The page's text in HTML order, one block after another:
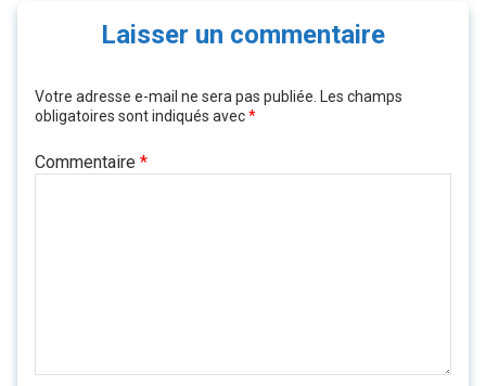
Laisser un commentaire
Votre adresse e-mail ne sera pas publiée.
Les champs
obligatoires sont indiqués avec*
Commentaire *